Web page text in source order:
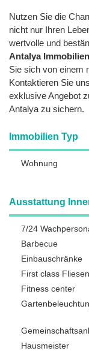
Nutzen Sie die
nicht nur Ihren
wertvolle und
Antalya
Sie sich von einem
Kontaktieren Sie
exklusive Angebot
Antalya zu sichern.
Immobilien Typ
Wohnung
Ausstattung
7/24
Barbecue
Einbauschränke
First class Fliesen
Fitness center
Hausmeister